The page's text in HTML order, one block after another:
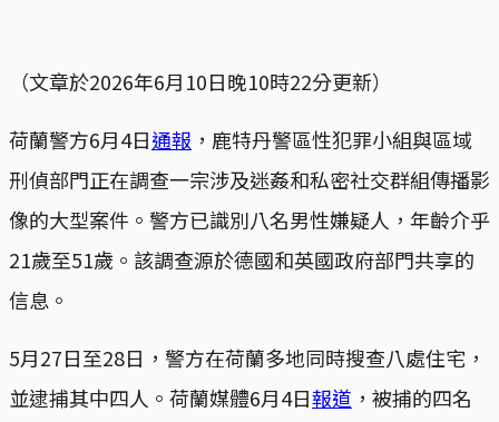
（文章於2026年6月10日晚10時22分更新）
荷蘭警方6月4日通報 ，鹿特丹警區性犯罪小組與區域
刑偵部門正在調查一宗涉及迷姦和私密社交群組傳播影
像的大型案件。警方已識別八名男性嫌疑人，年齡介乎
21歲至51歲。該調查源於德國和英國政府部門共享的
信息。
5月27日至28日，警方在荷蘭多地同時搜查八處住宅，
並逮捕其中四人。荷蘭媒體6月4日報道 ，被捕的四名